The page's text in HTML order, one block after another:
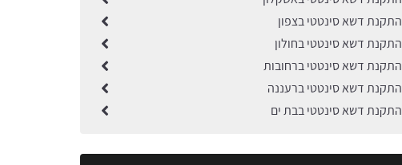
התקנת דשא סינטטי בצפון
התקנת דשא סינטטי בחולון
התקנת דשא סינטטי ברחובות
התקנת דשא סינטטי ברעננה
התקנת דשא סינטטי בבת ים